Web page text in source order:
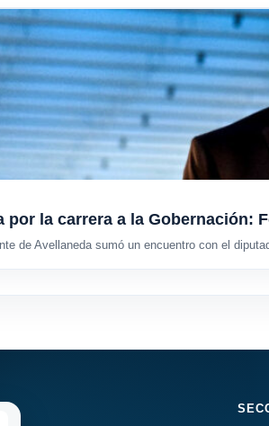
por la carrera a la Gobernación:
de Avellaneda sumó un encuentro con el